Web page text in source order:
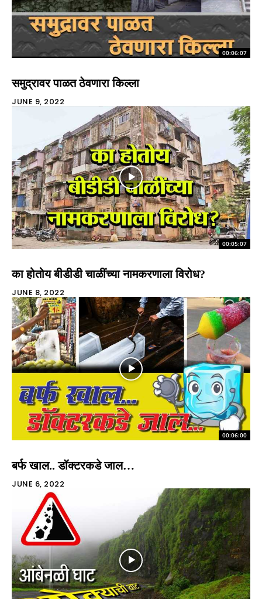
00:06:07
समुद्रावर पाळत ठेवणारा किल्ला
JUNE 9, 2022
00:05:07
का होतोय बीडीडी चाळींच्या नामकरणाला विरोध?
JUNE 8, 2022
00:06:00
बर्फ खाल.. डॉक्टरकडे जाल…
JUNE 6, 2022